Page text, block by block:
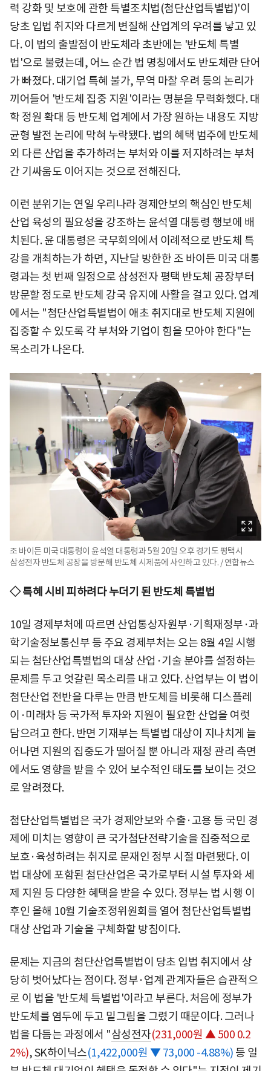
력 강화 및 보호에 관한 특별조치법(첨단산업특별법)'이
당초 입법 취지와 다르게 변질해 산업계의 우려를 낳고 있
다. 이 법의 출발점이 반도체라 초반에는 '반도체 특별
법'으로 불렸는데, 어느 순간 법 명칭에서도 반도체란 단어
가 빠졌다. 대기업 특혜 불가, 무역 마찰 우려 등의 논리가
끼어들어 '반도체 집중 지원'이라는 명분을 무력화했다. 대
학 정원 확대 등 반도체 업계에서 가장 원하는 내용도 지방
균형 발전 논리에 막혀 누락됐다. 법의 혜택 범주에 반도체
외 다른 산업을 추가하려는 부처와 이를 저지하려는 부처
간 기싸움도 이어지는 것으로 전해진다.
이런 분위기는 연일 우리나라 경제안보의 핵심인 반도체
산업 육성의 필요성을 강조하는 윤석열 대통령 행보에 배
치된다. 윤 대통령은 국무회의에서 이례적으로 반도체 특
강을 개최하는가 하면, 지난달 방한한 조 바이든 미국 대통
령과는 첫 번째 일정으로 삼성전자 평택 반도체 공장부터
방문할 정도로 반도체 강국 유지에 사활을 걸고 있다. 업계
에서는 "첨단산업특별법이 애초 취지대로 반도체 지원에
집중할 수 있도록 각 부처와 기업이 힘을 모아야 한다"는
목소리가 나온다.
조 바이든 미국 대통령이 윤석열 대통령과 5월 20일 오후 경기도 평택시
삼성전자 반도체 공장을 방문해 반도체 시제품에 사인하고 있다. / 연합뉴스
◇ 특혜 시비 피하려다 누더기 된 반도체 특별법
10일 경제부처에 따르면 산업통상자원부·기획재정부·과
학기술정보통신부 등 주요 경제부처는 오는 8월 4일 시행
되는 첨단산업특별법의 대상 산업·기술 분야를 설정하는
문제를 두고 엇갈린 목소리를 내고 있다. 산업부는 이 법이
첨단산업 전반을 다루는 만큼 반도체를 비롯해 디스플레
이·미래차 등 국가적 투자와 지원이 필요한 산업을 여럿
담으려고 한다. 반면 기재부는 특별법 대상이 지나치게 늘
어나면 지원의 집중도가 떨어질 뿐 아니라 재정 관리 측면
에서도 영향을 받을 수 있어 보수적인 태도를 보이는 것으
로 알려졌다.
첨단산업특별법은 국가 경제안보와 수출·고용 등 국민 경
제에 미치는 영향이 큰 국가첨단전략기술을 집중적으로
보호·육성하려는 취지로 문재인 정부 시절 마련됐다. 이
법 대상에 포함된 첨단산업은 국가로부터 시설 투자와 세
제 지원 등 다양한 혜택을 받을 수 있다. 정부는 법 시행 이
후인 올해 10월 기술조정위원회를 열어 첨단산업특별법
대상 산업과 기술을 구체화할 방침이다.
문제는 지금의 첨단산업특별법이 당초 입법 취지에서 상
당히 벗어났다는 점이다. 정부·업계 관계자들은 습관적으
로 이 법을 '반도체 특별법'이라고 부른다. 처음에 정부가
반도체를 염두에 두고 밑그림을 그렸기 때문이다. 그러나
법을 다듬는 과정에서 "삼성전자(231,000원 ▲ 500 0.2
2%),SK하이닉스(1,422,000원 ▼ 73,000 -4.88%) 등 일